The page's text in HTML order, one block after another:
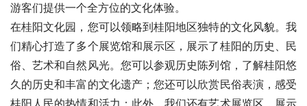
游客们提供一个全方位的文化体验。
在桂阳文化园，您可以领略到桂阳地区独特的文化风貌。我
们精心打造了多个展览馆和展示区，展示了桂阳的历史、民
俗、艺术和自然风光。您可以参观历史陈列馆，了解桂阳悠
久的历史和丰富的文化遗产；您还可以欣赏民俗表演，感受
桂阳人民的热情和活力；此外，我们还有艺术展览区，展示